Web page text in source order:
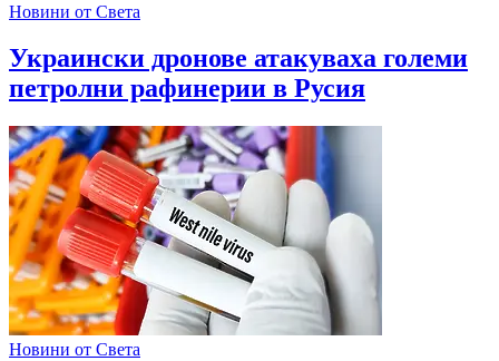
Новини от Света
Украински дронове атакуваха големи
петролни рафинерии в Русия
Новини от Света